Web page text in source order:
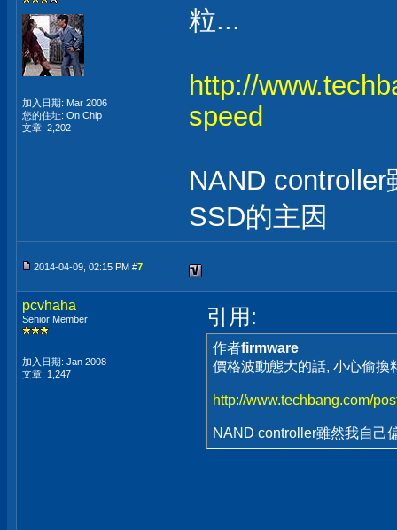
加入日期: Mar 2006
您的住址: On Chip
文章: 2,202
粒...
http://
speed
NAND
SSD的主因
2014-04-09, 02:15 PM #7
pcvhaha
Senior Member
加入日期: Jan 2008
文章: 1,247
引用:
作者firmware
價格波動態大的話, 小心偷換
http://www.techbang.com/
NAND controller雖然我自己